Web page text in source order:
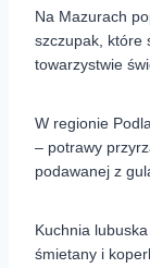
Na Mazurach
szczupak, które
towarzystwie
W regionie
– potrawy
podawanej z
Kuchnia
śmietany i